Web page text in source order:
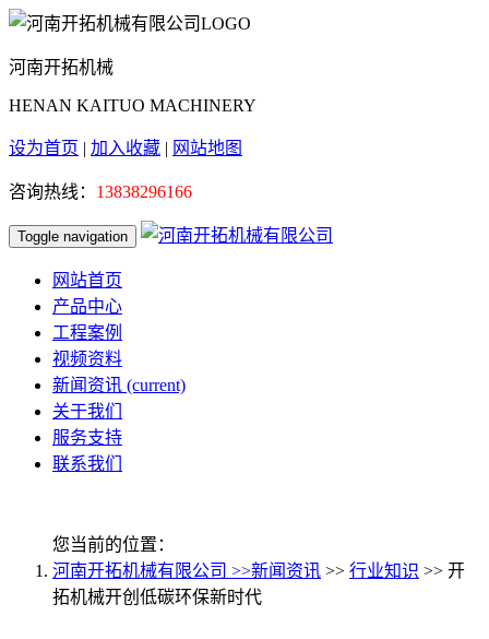
河南开拓机械
HENAN KAITUO MACHINERY
设为首页 | 加入收藏 | 网站地图
咨询热线： 13838296166
Toggle navigation
网站首页
产品中心
工程案例
视频资料
新闻资讯 (current)
关于我们
服务支持
联系我们
您当前的位置：
河南开拓机械有限公司 >>新闻资讯 >> 行业知识 >> 开
拓机械开创低碳环保新时代